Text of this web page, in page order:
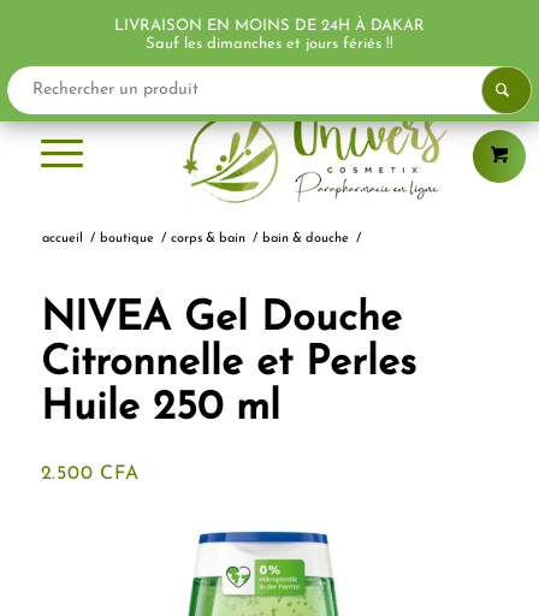
accueil / boutique / corps & bain / bain & douche /
NIVEA Gel Douche
Citronnelle et Perles
Huile 250 ml
2.500 CFA
LIVRAISON EN MOINS DE 24H À DAKAR
Sauf les dimanches et jours fériés !!